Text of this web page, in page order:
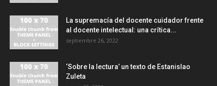
La supremacía del docente cuidador frente
al docente intelectual: una crítica...
septiembre 26, 2022
‘Sobre la lectura’ un texto de Estanislao
Zuleta